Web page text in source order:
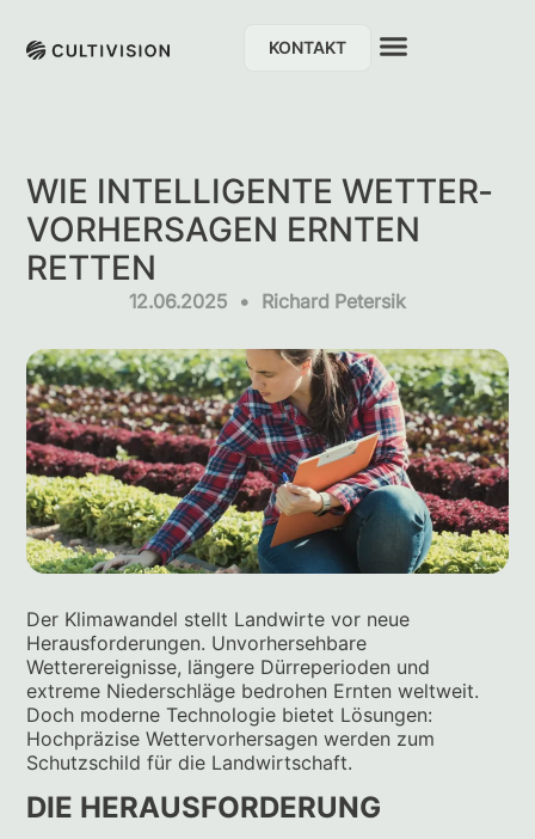
KONTAKT
WIE INTELLIGENTE WETTER­
VORHERSAGEN ERNTEN
RETTEN
12.06.2025 • Richard Petersik
Der Klimawandel stellt Landwirte vor neue
Herausforderungen. Unvorhersehbare
Wetterereignisse, längere Dürreperioden und
extreme Niederschläge bedrohen Ernten weltweit.
Doch moderne Technologie bietet Lösungen:
Hochpräzise Wettervorhersagen werden zum
Schutzschild für die Landwirtschaft.
DIE HERAUSFORDERUNG